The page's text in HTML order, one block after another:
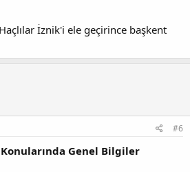
İznik'i ele geçirince başkent
#6
Konularında Genel Bilgiler